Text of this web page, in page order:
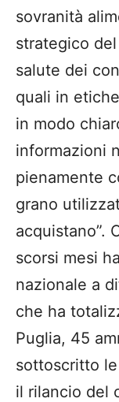
sovranità
strategico
salute dei
quali in
in modo
informazioni
pienamente
grano
acquistano”.
scorsi mesi
nazionale a
che ha
Puglia, 45
sottoscritto
il rilancio del